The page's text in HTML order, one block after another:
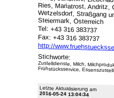
Steiermark, Österreich
Tel: +43 316 383737
Fax: +43 316 383737
http://
Stichworte:
Zustelldienste, Milch,
Frühstücksservice,
Letzte Aktu­alisie­rung am
2016-05-24 13:04:34